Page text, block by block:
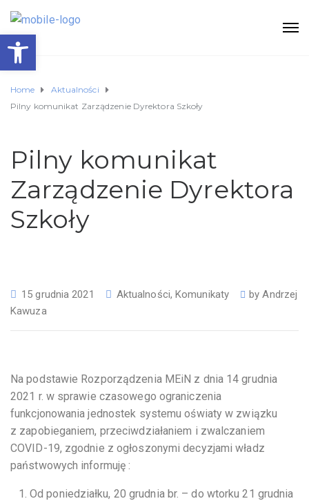
Home
Aktualności
Pilny komunikat Zarządzenie Dyrektora Szkoły
Pilny komunikat
Zarządzenie Dyrektora
Szkoły
15 grudnia 2021 Aktualności,Komunikaty byAndrzej
Kawuza
Na podstawie Rozporządzenia MEiN z dnia 14 grudnia
2021 r. w sprawie czasowego ograniczenia
funkcjonowania jednostek systemu oświaty w związku
z zapobieganiem, przeciwdziałaniem i zwalczaniem
COVID-19, zgodnie z ogłoszonymi decyzjami władz
państwowych informuję :
Od poniedziałku, 20 grudnia br. – do wtorku 21 grudnia
Otwórz pasek narzędzi